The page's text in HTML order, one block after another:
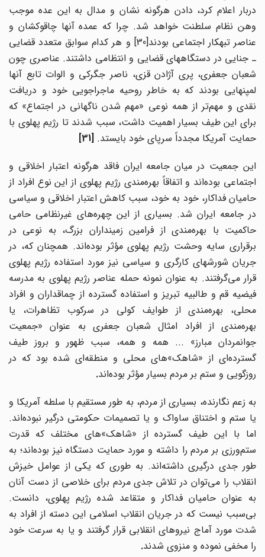
دربار اعلام کرد، دادن هرگونه نشان و مدال به این عده موجب
وهن نظام سلطنت خواهد شد. چرا که عمده آنها چاقوکشان و
عناصر تبهکار اجتماعی بودند[30] و هر کدام سوابق متعدد قضایی
ـ‌ جنایی در دستگاههای قضایی و انتظامی داشتند. عناصری چون
شعبان جعفری، پری آژادن قزی، ناصر جگرکی و الوات تابع آنها
لمپنهایی بودند که به خاطر روحیه ماجراجویی خود و دریافت
نقدی و مهم‌تر از همه نوعی «مهم شدن ناگهانی در اجتماع» که
برای این طیف بسیار اهمیت داشت، سبب شدند تا رژیم پهلوی با
حمایت آمریکا مجدداً سرپای خود بایستد.[31]
این جمعیت در میان جامعه ایران فاقد هرگونه اعتبار اخلاقی و
اجتماعی بودهاند و اتفاقاً بهره‌مندی رژیم پهلوی از این نوع افراد از
حامیان فداکار، خود به خود، سبب کاهش اعتبار اخلاقی و سیاسی
در جامعه ایران شد. بسیاری از این چهره‌های غیرنظامی حامی
حاکمیت با بهرهمندی از فرامین زمینداران بزرگ، به نوعی در
برقراری سایه وحشت رژیم پهلوی مؤثر بوده‌اند. همچنان که، در
جریان شورشهای کارگری و سیاسی نیز مورد استفاده رژیم پهلوی
قرار می‌گرفتند. به عنوان نمونه حمله عناصر رژیم پهلوی به مدرسه
فیضیه قم و طالبیه تبریز و استفاده گسترده از چماقداران و افراد
محلی، بهره‌مندی از طوایف کولی در سرکوب تظاهرات، یا
بهره‌مندی از افراد امثال شعبان جعفری به عنوان «جمعیت
جوانمردان مبارز» ... همه و همه، سبب ظهور و بروز طیف
گسترده‌ای از «شاهک‌»های محلی و منطقهای شده بود که در
روزگویی و ستم بر مردم بسیار مؤثر بودهاند.
به زعم نگارنده، بسیاری از مردم، به طور مستقیم با سلطه آمریکا و
یا ستم و اختناق ساواک و یا تصمیمات حکومتی درگیر نبوده‌اند.
اما با این طیف گسترده از «شاهک‌»های مختلف که قدرت
ستم‌ورزی بر مردم را داشته و مورد حمایت دستگاه نیز بوده‌اند؛ به
طور جدی درگیری داشتهاند. به طوری که یکی از عوامل خیزش
انقلاب را می‌توان در تلاش جدی مردم برای خلاصی از دست آنان
به عنوان حامیان فداکار و متقاعد شده رژیم پهلوی، دانست.
بی‌سبب نیست که در جریان انقلاب اسلامی این دسته از افراد به
شدت مورد آماج نیروهای انقلابی قرار گرفتند و یا به سرعت خود
را مخفی نموده و منزوی شدند.